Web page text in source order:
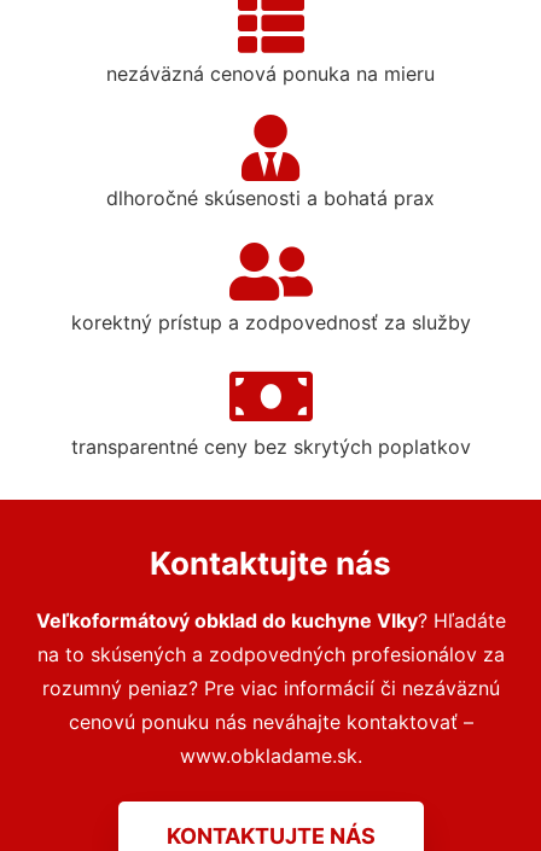
nezáväzná cenová ponuka na mieru
dlhoročné skúsenosti a bohatá prax
korektný prístup a zodpovednosť za služby
transparentné ceny bez skrytých poplatkov
Kontaktujte nás
Veľkoformátový obklad do kuchyne Vlky? Hľadáte
na to skúsených a zodpovedných profesionálov za
rozumný peniaz? Pre viac informácií či nezáväznú
cenovú ponuku nás neváhajte kontaktovať –
www.obkladame.sk.
KONTAKTUJTE NÁS